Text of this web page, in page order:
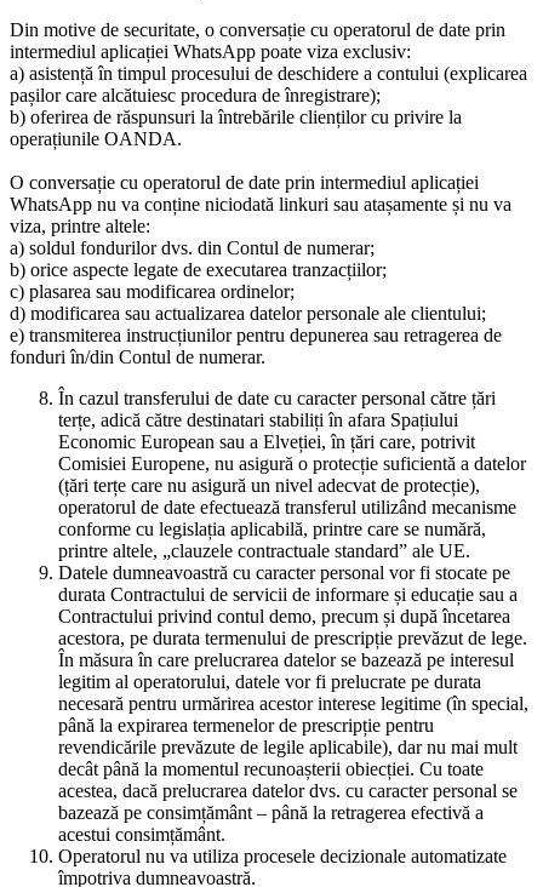
Din motive de securitate, o conversație cu operatorul de date prin
intermediul aplicației WhatsApp poate viza exclusiv:
a) asistență în timpul procesului de deschidere a contului (explicarea
pașilor care alcătuiesc procedura de înregistrare);
b) oferirea de răspunsuri la întrebările clienților cu privire la
operațiunile OANDA.
O conversație cu operatorul de date prin intermediul aplicației
WhatsApp nu va conține niciodată linkuri sau atașamente și nu va
viza, printre altele:
a) soldul fondurilor dvs. din Contul de numerar;
b) orice aspecte legate de executarea tranzacțiilor;
c) plasarea sau modificarea ordinelor;
d) modificarea sau actualizarea datelor personale ale clientului;
e) transmiterea instrucțiunilor pentru depunerea sau retragerea de
fonduri în/din Contul de numerar.
În cazul transferului de date cu caracter personal către țări
terțe, adică către destinatari stabiliți în afara Spațiului
Economic European sau a Elveției, în țări care, potrivit
Comisiei Europene, nu asigură o protecție suficientă a datelor
(țări terțe care nu asigură un nivel adecvat de protecție),
operatorul de date efectuează transferul utilizând mecanisme
conforme cu legislația aplicabilă, printre care se numără,
printre altele, „clauzele contractuale standard” ale UE.
Datele dumneavoastră cu caracter personal vor fi stocate pe
durata Contractului de servicii de informare și educație sau a
Contractului privind contul demo, precum și după încetarea
acestora, pe durata termenului de prescripție prevăzut de lege.
În măsura în care prelucrarea datelor se bazează pe interesul
legitim al operatorului, datele vor fi prelucrate pe durata
necesară pentru urmărirea acestor interese legitime (în special,
până la expirarea termenelor de prescripție pentru
revendicările prevăzute de legile aplicabile), dar nu mai mult
decât până la momentul recunoașterii obiecției. Cu toate
acestea, dacă prelucrarea datelor dvs. cu caracter personal se
bazează pe consimțământ – până la retragerea efectivă a
acestui consimțământ.
Operatorul nu va utiliza procesele decizionale automatizate
împotriva dumneavoastră.